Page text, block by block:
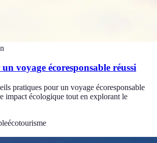
voyage écoresponsable réussi
pratiques pour un voyage écoresponsable
impact écologique tout en explorant le
écotourisme